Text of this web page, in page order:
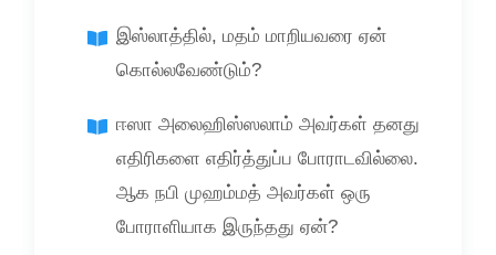
இஸ்லாத்தில், மதம் மாறியவரை ஏன்
கொல்லவேண்டும்?
ஈஸா அலைஹிஸ்ஸலாம் அவர்கள் தனது
எதிரிகளை எதிர்த்துப்ப போராடவில்லை.
ஆக நபி முஹம்மத் அவர்கள் ஒரு
போராளியாக இருந்தது ஏன்?